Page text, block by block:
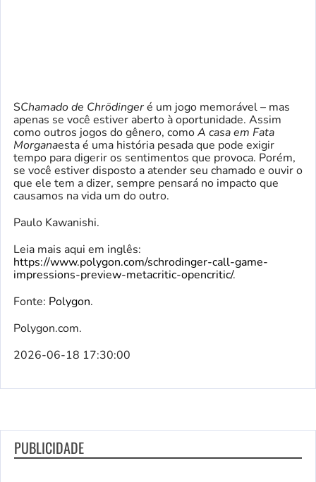
SChamado de Chrödingeré um jogo memorável – mas
apenas se você estiver aberto à oportunidade. Assim
como outros jogos do gênero, comoA casa em Fata
Morganaesta é uma história pesada que pode exigir
tempo para digerir os sentimentos que provoca. Porém,
se você estiver disposto a atender seu chamado e ouvir o
que ele tem a dizer, sempre pensará no impacto que
causamos na vida um do outro.
Paulo Kawanishi.
Leia mais aqui em inglês:
https://www.polygon.com/schrodinger-call-game-
impressions-preview-metacritic-opencritic/.
Fonte: Polygon.
Polygon.com.
2026-06-18 17:30:00
PUBLICIDADE